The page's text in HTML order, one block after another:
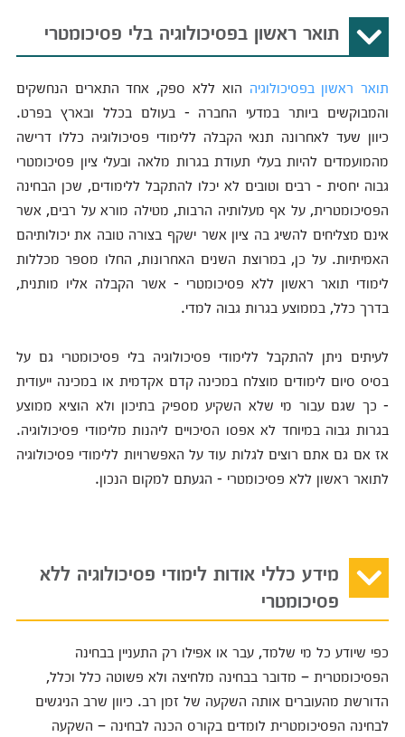
תואר ראשון בפסיכולוגיה בלי פסיכומטרי
תואר ראשון בפסיכולוגיה הוא ללא ספק, אחד התארים הנחשקים
והמבוקשים ביותר במדעי החברה - בעולם בכלל ובארץ בפרט.
כיוון שעד לאחרונה תנאי הקבלה ללימודי פסיכולוגיה כללו דרישה
מהמועמדים להיות בעלי תעודת בגרות מלאה ובעלי ציון פסיכומטרי
גבוה יחסית - רבים וטובים לא יכלו להתקבל ללימודים, שכן הבחינה
הפסיכומטרית, על אף מעלותיה הרבות, מטילה מורא על רבים, אשר
אינם מצליחים להשיג בה ציון אשר ישקף בצורה טובה את יכולותיהם
האמיתיות. על כן, במרוצת השנים האחרונות, החלו מספר מכללות
לימודי תואר ראשון ללא פסיכומטרי - אשר הקבלה אליו מותנית,
בדרך כלל, בממוצע בגרות גבוה למדי.
לעיתים ניתן להתקבל ללימודי פסיכולוגיה בלי פסיכומטרי גם על
בסיס סיום לימודים מוצלח במכינה קדם אקדמית או במכינה ייעודית
- כך שגם עבור מי שלא השקיע מספיק בתיכון ולא הוציא ממוצע
בגרות גבוה במיוחד לא אפסו הסיכויים ליהנות מלימודי פסיכולוגיה.
אז אם גם אתם רוצים לגלות עוד על האפשרויות ללימודי פסיכולוגיה
לתואר ראשון ללא פסיכומטרי - הגעתם למקום הנכון.
מידע כללי אודות לימודי פסיכולוגיה ללא
פסיכומטרי
כפי שיודע כל מי שלמד, עבר או אפילו רק התעניין בבחינה
הפסיכומטרית – מדובר בבחינה מלחיצה ולא פשוטה כלל וכלל,
הדורשת מהעוברים אותה השקעה של זמן רב. כיוון שרב הניגשים
לבחינה הפסיכומטרית לומדים בקורס הכנה לבחינה – השקעה